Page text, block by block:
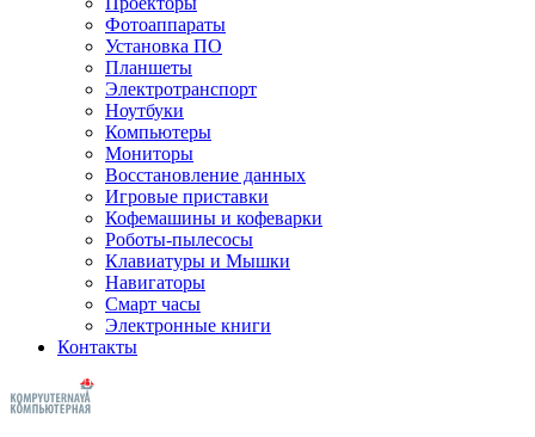
Фотоаппараты
Установка ПО
Планшеты
Электротранспорт
Ноутбуки
Компьютеры
Мониторы
Восстановление данных
Игровые приставки
Кофемашины и кофеварки
Роботы-пылесосы
Клавиатуры и Мышки
Навигаторы
Смарт часы
Электронные книги
Контакты